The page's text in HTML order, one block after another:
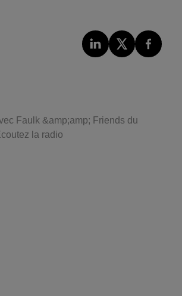
Faulk &amp;amp; Friends du
la radio